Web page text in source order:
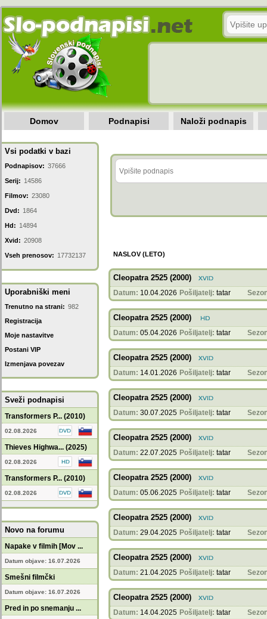
Domov Podnapisi Naloži podnapis
Vsi podatki v bazi
Podnapisov: 37666
Serij: 14586
Filmov: 23080
Dvd: 1864
Hd: 14894
Xvid: 20908
Vseh prenosov: 17732137
Uporabniški meni
Trenutno na strani: 982
Registracija
Moje nastavitve
Postani VIP
Izmenjava povezav
Sveži podnapisi
Transformers P... (2010)
02.08.2026
Thieves Highwa... (2025)
02.08.2026
Transformers P... (2010)
02.08.2026
Novo na forumu
Napake v filmih [Mov ...
Datum objave: 16.07.2026
Smešni filmčki
Datum objave: 16.07.2026
Pred in po snemanju ...
NASLOV (LETO)
Cleopatra 2525 (2000)
Datum: 10.04.2026 Pošiljatelj: tatar
Cleopatra 2525 (2000)
Datum: 05.04.2026 Pošiljatelj: tatar
Cleopatra 2525 (2000)
Datum: 14.01.2026 Pošiljatelj: tatar
Cleopatra 2525 (2000)
Datum: 30.07.2025 Pošiljatelj: tatar
Cleopatra 2525 (2000)
Datum: 22.07.2025 Pošiljatelj: tatar
Cleopatra 2525 (2000)
Datum: 05.06.2025 Pošiljatelj: tatar
Cleopatra 2525 (2000)
Datum: 29.04.2025 Pošiljatelj: tatar
Cleopatra 2525 (2000)
Datum: 21.04.2025 Pošiljatelj: tatar
Cleopatra 2525 (2000)
Datum: 14.04.2025 Pošiljatelj: tatar